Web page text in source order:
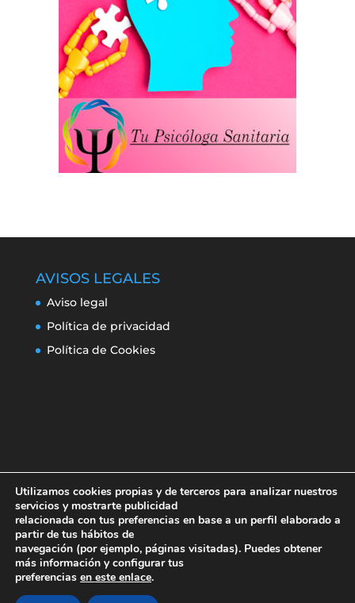
AVISOS LEGALES
Aviso legal
Política de privacidad
Política de Cookies
Aviso legal
Política de privacidad
Política de Cookies
Utilizamos cookies propias y de terceros para analizar nuestros
servicios y mostrarte publicidad
relacionada con tus preferencias en base a un perfil elaborado a
partir de tus hábitos de
navegación (por ejemplo, páginas visitadas). Puedes obtener
más información y configurar tus
preferencias en este enlace.